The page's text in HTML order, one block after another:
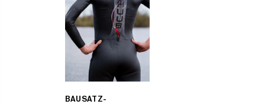
BAUSATZ-